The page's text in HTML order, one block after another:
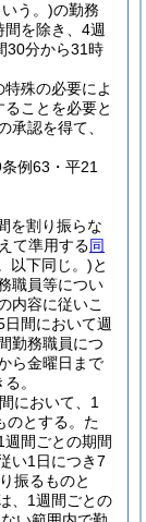
う。)の勤務
を除き、4週
30分から31時
殊の必要によ
ことを必要と
承認を得て、
例63・平21
を割り振らな
て準用する同
以下同じ。)と
職員等につい
内容に従いこ
間において週
勤務職員につ
ら金曜日まで
。
において、1
とする。 た
間ごとの期間
い1日につき7
振るものと
、1週間ごとの